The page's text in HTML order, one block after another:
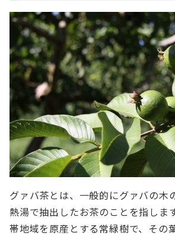
グァバ茶とは、一般的にグァバの木
熱湯で抽出したお茶のことを指しま
帯地域を原産とする常緑樹で、その